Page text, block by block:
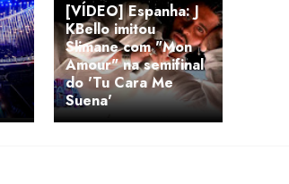
[VÍDEO] Espanha: J
KBello imitou
Slimane com "Mon
Amour" na semifinal
do 'Tu Cara Me
Suena'